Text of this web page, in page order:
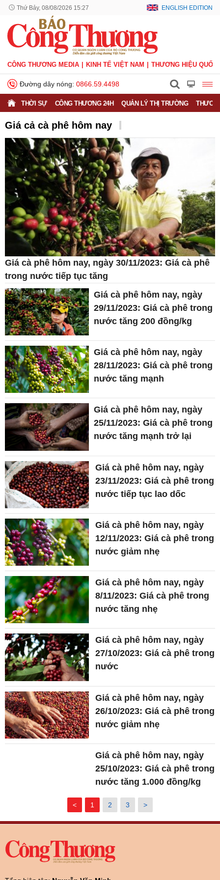
Thứ Bảy, 08/08/2026 15:27 ENGLISH EDITION
CÔNG THƯƠNG MEDIA KINH TẾ VIỆT NAM THƯƠNG HIỆU QUỐC
Đường dây nóng: 0866.59.4498
THỜI SỰ CÔNG THƯƠNG 24H QUẢN LÝ THỊ TRƯỜNG
Giá cả cà phê hôm nay
Giá cà phê hôm nay, ngày 30/11/2023: Giá cà phê
trong nước tiếp tục tăng
Giá cà phê hôm nay, ngày
29/11/2023: Giá cà phê trong
nước tăng 200 đồng/kg
Giá cà phê hôm nay, ngày
28/11/2023: Giá cà phê trong
nước tăng mạnh
Giá cà phê hôm nay, ngày
25/11/2023: Giá cà phê trong
nước tăng mạnh trở lại
Giá cà phê hôm nay, ngày
23/11/2023: Giá cà phê trong
nước tiếp tục lao dốc
Giá cà phê hôm nay, ngày
12/11/2023: Giá cà phê trong
nước giảm nhẹ
Giá cà phê hôm nay, ngày
8/11/2023: Giá cà phê trong
nước tăng nhẹ
Giá cà phê hôm nay, ngày
27/10/2023: Giá cà phê trong
nước
Giá cà phê hôm nay, ngày
26/10/2023: Giá cà phê trong
nước giảm nhẹ
Giá cà phê hôm nay, ngày
25/10/2023: Giá cà phê trong
nước tăng 1.000 đồng/kg
< 1 2 3 >